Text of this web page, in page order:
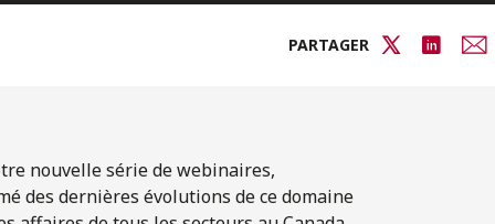
PARTAGER
nouvelle série de webinaires,
des dernières évolutions de ce domaine